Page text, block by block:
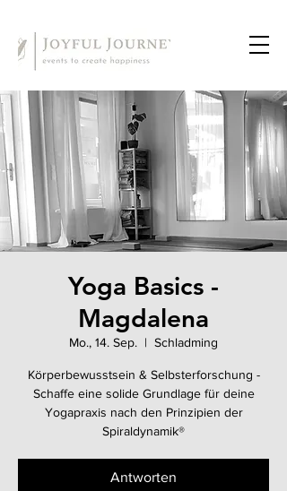
Yoga Basics -
Magdalena
Mo., 14. Sep.
  |
Schladming
Körperbewusstsein & Selbsterforschung -
Schaffe eine solide Grundlage für deine
Yogapraxis nach den Prinzipien der
Spiraldynamik®
Antworten